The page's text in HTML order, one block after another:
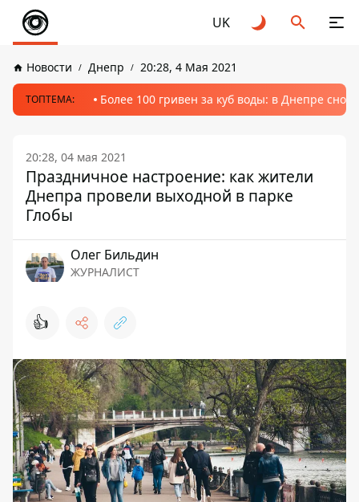
UK
Новости Днепр 20:28, 4 Мая 2021
ТОПТЕМА: Более 100 гривен за куб воды: в Днепре
20:28, 04 мая 2021
Праздничное настроение: как жители
Днепра провели выходной в парке
Глобы
Олег Бильдин
ЖУРНАЛИСТ
👍